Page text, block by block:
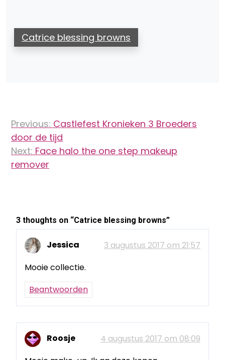
Catrice blessing browns
navigatie
Previous: Castlefest Kronieken 3 Broeders
door de tijd
Next: Face halo the one step makeup
remover
3 thoughts on “Catrice blessing browns”
Jessica
3 augustus 2017 om 21:57
Mooie collectie.
Beantwoorden
Roosje
4 augustus 2017 om 08:09